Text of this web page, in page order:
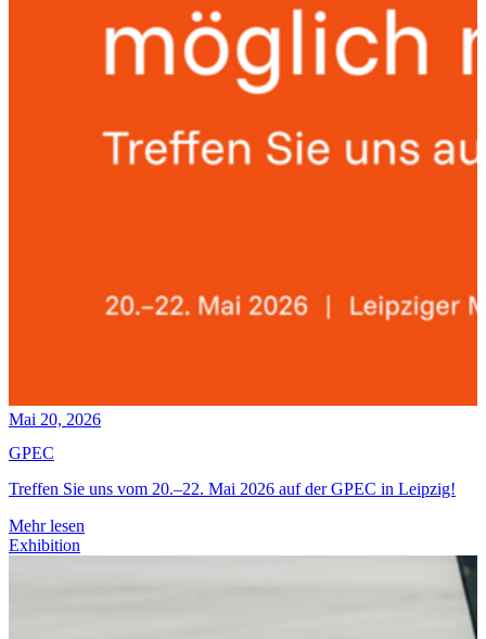
Mai 20, 2026
GPEC
Treffen Sie uns vom 20.–22. Mai 2026 auf der GPEC in Leipzig!
Mehr lesen
Exhibition